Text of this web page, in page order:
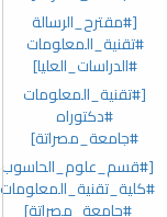
[#مقترح_الرسالة
#تقنية_المعلومات
#الدراسات_العليا]
[#تقنية_المعلومات
#دكتوراه
#جامعة_مصراتة]
[#قسم_علوم_الحاسوب
#كلية_تقنية_المعلومات
#جامعة_مصراتة]